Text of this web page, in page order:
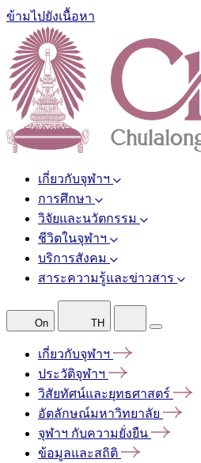
ข้ามไปยังเนื้อหา
เกี่ยวกับจุฬาฯ
การศึกษา
วิจัยและนวัตกรรม
ชีวิตในจุฬาฯ
บริการสังคม
สาระความรู้และข่าวสาร
On TH
เกี่ยวกับจุฬาฯ
ประวัติจุฬาฯ
วิสัยทัศน์และยุทธศาสตร์
อัตลักษณ์มหาวิทยาลัย
จุฬาฯ กับความยั่งยืน
ข้อมูลและสถิติ